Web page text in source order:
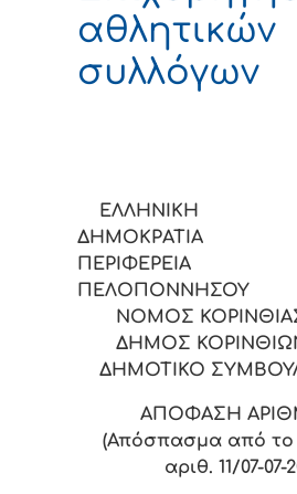
αθλητικών
συλλόγων
ΕΛΛΗΝΙΚΗ
ΠΕΡΙΦΕΡΕΙΑ
ΝΟΜΟΣ
ΔΗΜΟΣ
ΔΗΜΟΤΙΚΟ
ΑΠΟΦΑΣΗ
(Απόσπασμα από το
αριθ. 11/07-07-